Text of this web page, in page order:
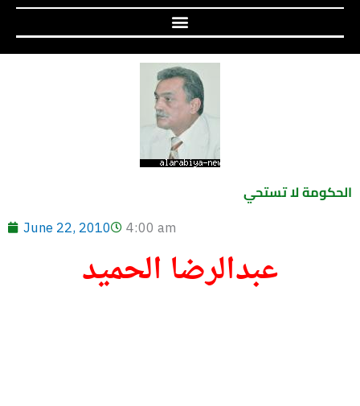
الحكومة لا تستحي
June 22, 2010 4:00 am
عبدالرضا الحميد